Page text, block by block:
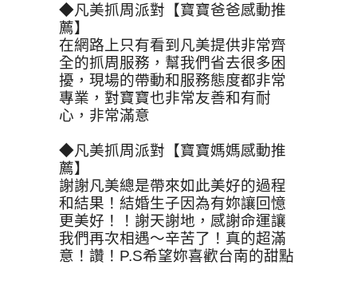
◆凡美抓周派對【寶寶爸爸感動推
薦】
在網路上只有看到凡美提供非常齊
全的抓周服務，幫我們省去很多困
擾，現場的帶動和服務態度都非常
專業，對寶寶也非常友善和有耐
心，非常滿意
◆凡美抓周派對【寶寶媽媽感動推
薦】
謝謝凡美總是帶來如此美好的過程
和結果！結婚生子因為有妳讓回憶
更美好！！謝天謝地，感謝命運讓
我們再次相遇～辛苦了！真的超滿
意！讚！P.S希望妳喜歡台南的甜點